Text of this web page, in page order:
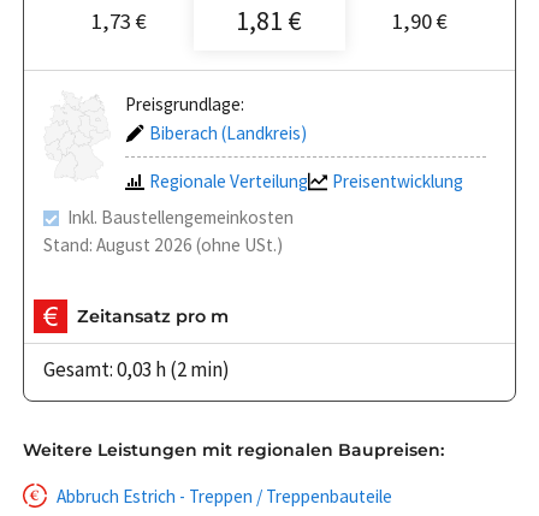
1,73 € 1,81 € 1,90 €
Preisgrundlage:
Biberach (Landkreis)
Regionale Verteilung
Preisentwicklung
Inkl. Baustellengemeinkosten
Stand: August 2026 (ohne USt.)
Zeitansatz pro m
Gesamt: 0,03 h (2 min)
Weitere Leistungen mit regionalen Baupreisen:
Abbruch Estrich - Treppen / Treppenbauteile